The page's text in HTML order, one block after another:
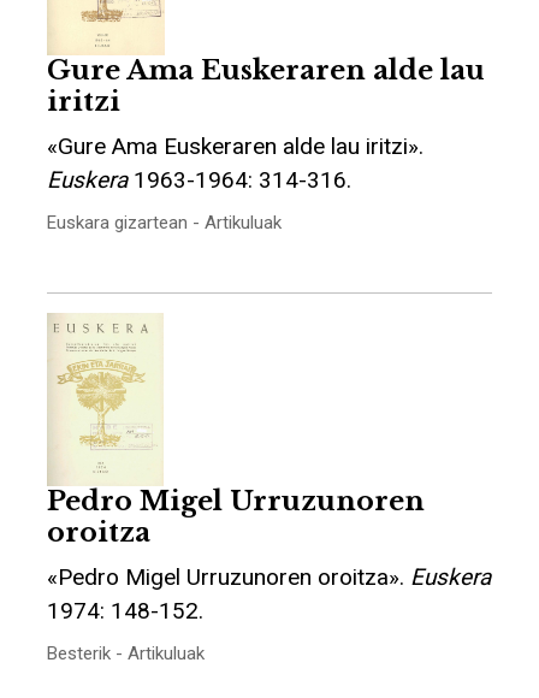
Gure Ama Euskeraren alde lau
iritzi
«Gure Ama Euskeraren alde lau iritzi».
Euskera1963-1964: 314-316.
Euskara gizartean - Artikuluak
Pedro Migel Urruzunoren
oroitza
«Pedro Migel Urruzunoren oroitza». Euskera
1974: 148-152.
Besterik - Artikuluak